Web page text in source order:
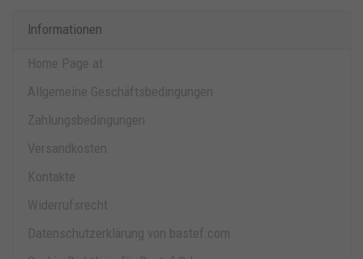
Informationen
Home Page at
Allgemeine Geschäftsbedingungen
Zahlungsbedingungen
Versandkosten
Kontakte
Widerrufsrecht
Datenschutzerklärung von bastef.com